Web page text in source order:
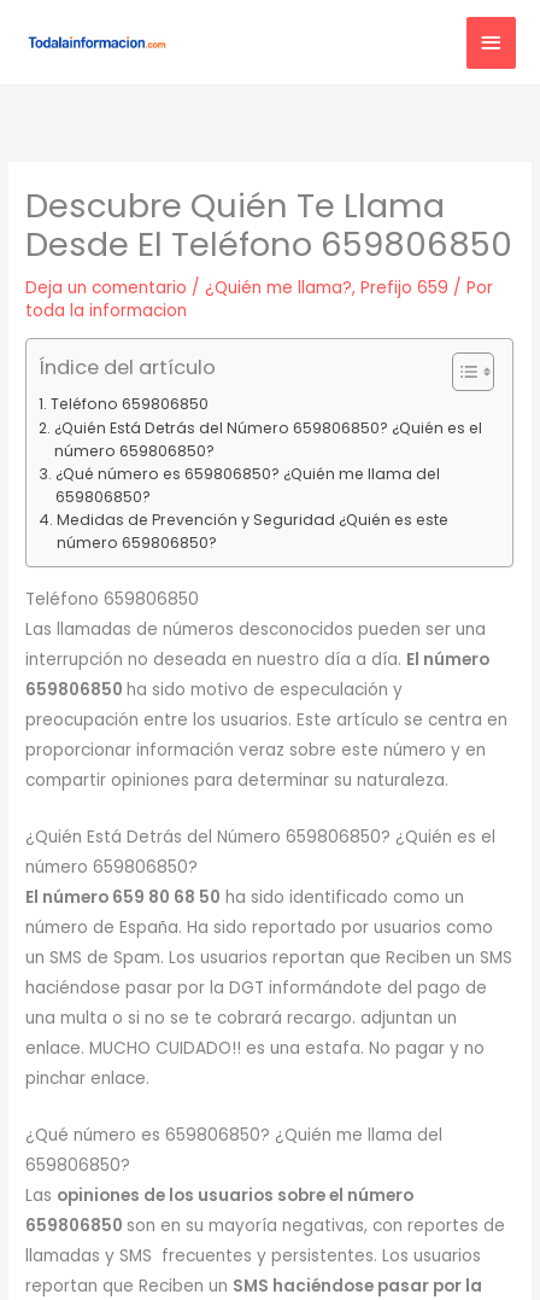
Descubre Quién Te Llama
Desde El Teléfono 659806850
Deja un comentario /¿Quién me llama?,Prefijo 659 / Por
toda la informacion
Índice del artículo
Teléfono 659806850
¿Quién Está Detrás del Número 659806850? ¿Quién es el
número 659806850?
¿Qué número es 659806850? ¿Quién me llama del
659806850?
Medidas de Prevención y Seguridad ¿Quién es este
número 659806850?
Teléfono 659806850
Las llamadas de números desconocidos pueden ser una
interrupción no deseada en nuestro día a día. El número
659806850ha sido motivo de especulación y
preocupación entre los usuarios. Este artículo se centra en
proporcionar información veraz sobre este número y en
compartir opiniones para determinar su naturaleza.
¿Quién Está Detrás del Número 659806850? ¿Quién es el
número 659806850?
El número 659 80 68 50 ha sido identificado como un
número de España. Ha sido reportado por usuarios como
un SMS de Spam. Los usuarios reportan que Reciben un SMS
haciéndose pasar por la DGT informándote del pago de
una multa o si no se te cobrará recargo. adjuntan un
enlace. MUCHO CUIDADO!! es una estafa. No pagar y no
pinchar enlace.
¿Qué número es 659806850? ¿Quién me llama del
659806850?
Las opiniones de los usuarios sobre el número
659806850 son en su mayoría negativas, con reportes de
llamadas y SMS frecuentes y persistentes. Los usuarios
reportan que Reciben un SMS haciéndose pasar por la